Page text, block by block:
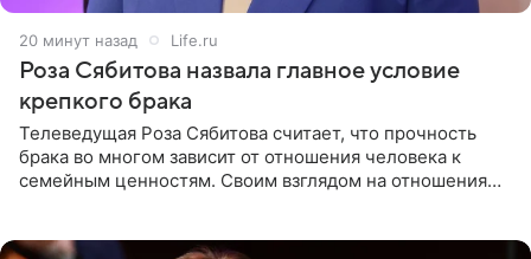
20 минут назад Life.ru
Роза Сябитова назвала главное условие
крепкого брака
Телеведущая Роза Сябитова считает, что прочность
брака во многом зависит от отношения человека к
семейным ценностям. Своим взглядом на отношения